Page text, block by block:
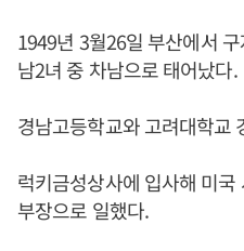
1949년 3월26일 부산에서
남2녀 중 차남으로 태어났다.
경남고등학교와 고려대학교
럭키금성상사에 입사해 미
부장으로 일했다.